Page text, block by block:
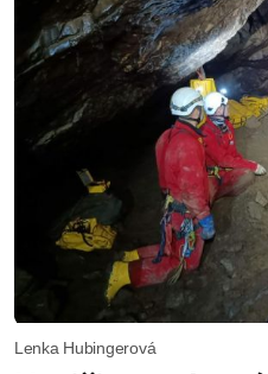
Lenka Hubingerová